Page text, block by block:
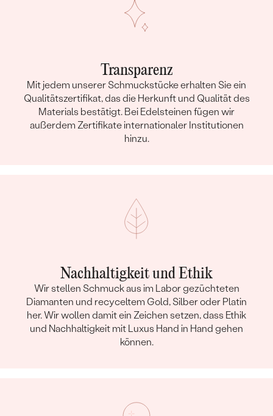
Transparenz
Mit jedem unserer Schmuckstücke erhalten Sie ein
Qualitätszertifikat, das die Herkunft und Qualität des
Materials bestätigt. Bei Edelsteinen fügen wir
außerdem Zertifikate internationaler Institutionen
hinzu.
Nachhaltigkeit und Ethik
Wir stellen Schmuck aus im Labor gezüchteten
Diamanten und recyceltem Gold, Silber oder Platin
her. Wir wollen damit ein Zeichen setzen, dass Ethik
und Nachhaltigkeit mit Luxus Hand in Hand gehen
können.